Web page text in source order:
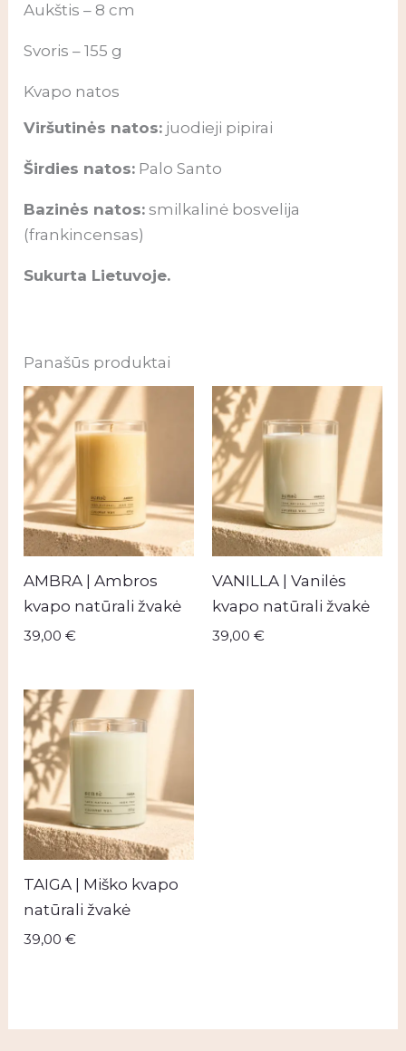
Aukštis – 8 cm
Svoris – 155 g
Kvapo natos
Viršutinės natos: juodieji pipirai
Širdies natos: Palo Santo
Bazinės natos: smilkalinė bosvelija
(frankincensas)
Sukurta Lietuvoje.
Panašūs produktai
AMBRA | Ambros
kvapo natūrali žvakė
39,00€
VANILLA | Vanilės
kvapo natūrali žvakė
39,00 €
TAIGA | Miško kvapo
natūrali žvakė
39,00€